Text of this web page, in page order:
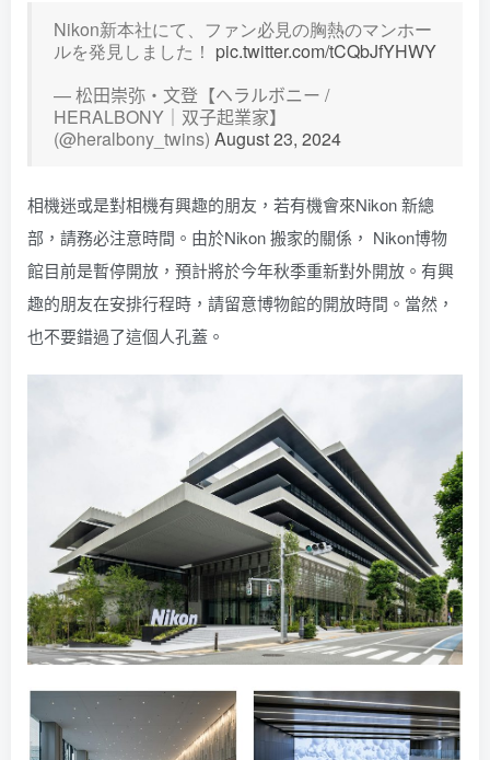
Nikon新本社にて、ファン必見の胸熱のマンホー
ルを発見しました！ pic.twitter.com/tCQbJfYHWY
— 松田崇弥・文登【ヘラルボニー /
HERALBONY｜双子起業家】
(@heralbony_twins) August 23, 2024
相機迷或是對相機有興趣的朋友，若有機會來Nikon 新總
部，請務必注意時間。由於Nikon 搬家的關係， Nikon博物
館目前是暫停開放，預計將於今年秋季重新對外開放。有興
趣的朋友在安排行程時，請留意博物館的開放時間。當然，
也不要錯過了這個人孔蓋。